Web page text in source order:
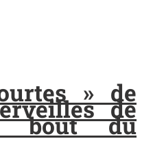
» de
de
bout du